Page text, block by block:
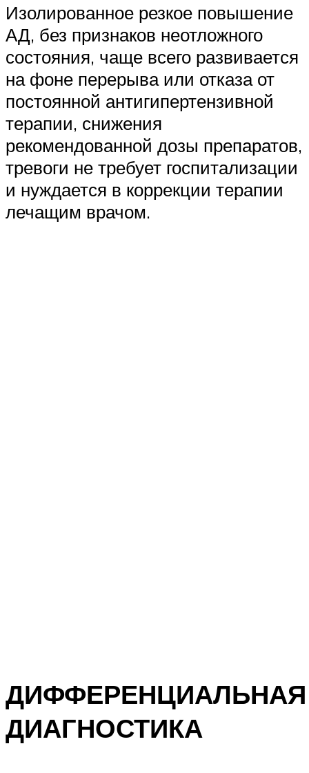
Изолированное резкое повышение
АД, без признаков неотложного
состояния, чаще всего развивается
на фоне перерыва или отказа от
постоянной антигипертензивной
терапии, снижения
рекомендованной дозы препаратов,
тревоги не требует госпитализации
и нуждается в коррекции терапии
лечащим врачом.
ДИФФЕРЕНЦИАЛЬНАЯ
ДИАГНОСТИКА